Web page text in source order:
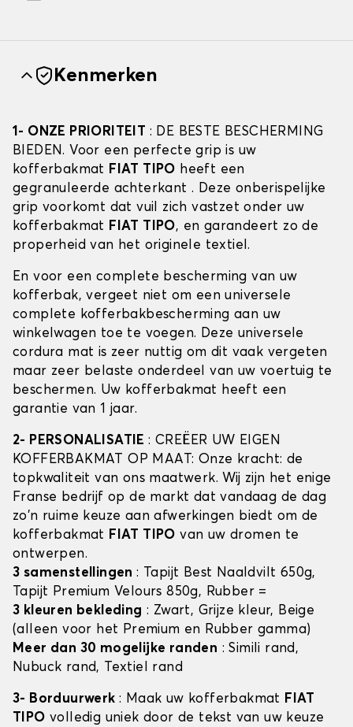
Kenmerken
1- ONZE PRIORITEIT : DE BESTE BESCHERMING
BIEDEN. Voor een perfecte grip is uw
kofferbakmat FIAT TIPO heeft een
gegranuleerde achterkant . Deze onberispelijke
grip voorkomt dat vuil zich vastzet onder uw
kofferbakmat FIAT TIPO, en garandeert zo de
properheid van het originele textiel.
En voor een complete bescherming van uw
kofferbak, vergeet niet om een universele
complete kofferbakbescherming aan uw
winkelwagen toe te voegen. Deze universele
cordura mat is zeer nuttig om dit vaak vergeten
maar zeer belaste onderdeel van uw voertuig te
beschermen. Uw kofferbakmat heeft een
garantie van 1 jaar.
2- PERSONALISATIE: CREËER UW EIGEN
KOFFERBAKMAT OP MAAT: Onze kracht: de
topkwaliteit van ons maatwerk. Wij zijn het enige
Franse bedrijf op de markt dat vandaag de dag
zo'n ruime keuze aan afwerkingen biedt om de
kofferbakmat FIAT TIPO van uw dromen te
ontwerpen.
3 samenstellingen: Tapijt Best Naaldvilt 650g,
Tapijt Premium Velours 850g, Rubber =
3 kleuren bekleding : Zwart, Grijze kleur, Beige
(alleen voor het Premium en Rubber gamma)
Meer dan 30 mogelijke randen : Simili rand,
Nubuck rand, Textiel rand
3- Borduurwerk : Maak uw kofferbakmat FIAT
TIPO volledig uniek door de tekst van uw keuze